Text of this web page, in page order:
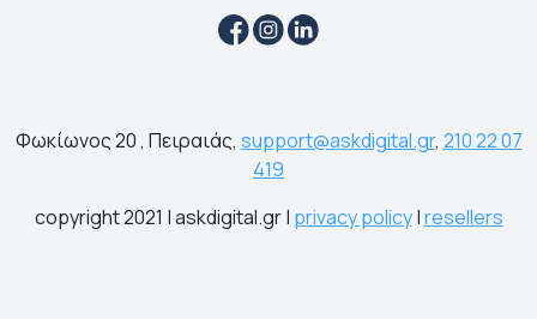
Φωκίωνος 20 , Πειραιάς, support@askdigital.gr, 210 22 07
419
copyright 2021 | askdigital.gr | privacy policy|resellers